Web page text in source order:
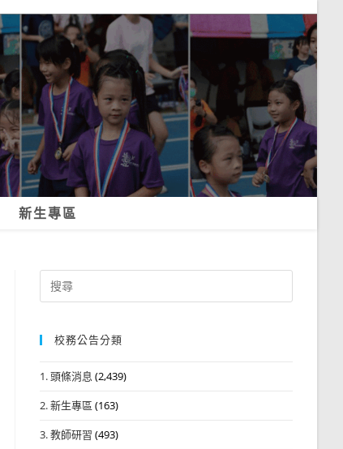
新生專區
Search
for:
校務公告分類
1. 頭條消息 (2,439)
2. 新生專區 (163)
3. 教師研習 (493)